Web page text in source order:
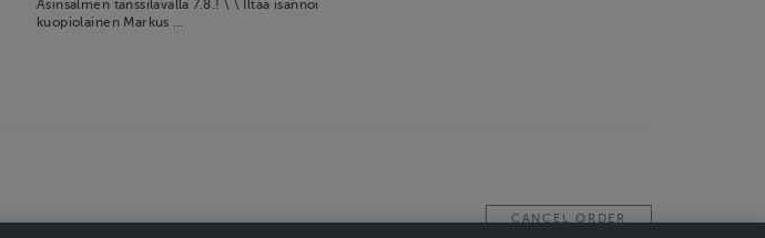
Asinsalmen tanssilavalla 7.8.! \ \ Iltaa isännöi
kuopiolainen Markus …
CANCEL ORDER